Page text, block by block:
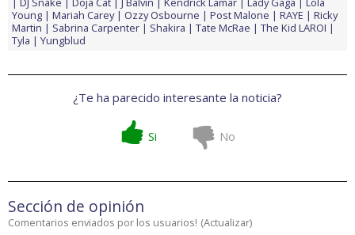
Young
Mariah Carey Ozzy Osbourne Post Malone RAYE
Ricky
Martin
Sabrina Carpenter Shakira Tate McRae
The Kid LAROI
Tyla
Yungblud
¿Te ha parecido interesante la noticia?
Si No
Sección de opinión
Comentarios enviados por los usuarios! (Actualizar)